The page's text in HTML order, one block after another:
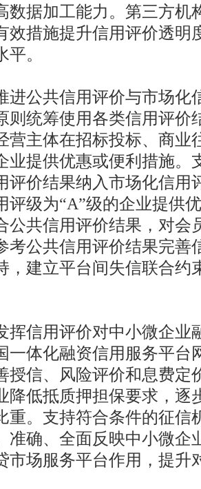
数据加工能力。第三方机
效措施提升信用评价透明
。
公共信用评价与市场化
则统筹使用各类信用评价
营主体在招标投标、商业
业提供优惠或便利措施。
评价结果纳入市场化信用
评级为“A”级的企业提供
公共信用评价结果，对会
考公共信用评价结果完善
，建立平台间失信联合约
信用评价对中小微企业
一体化融资信用服务平台
授信、风险评价和息费定
降低抵质押担保要求，逐
重。支持符合条件的征信
准确、全面反映中小微企
市场服务平台作用，提升